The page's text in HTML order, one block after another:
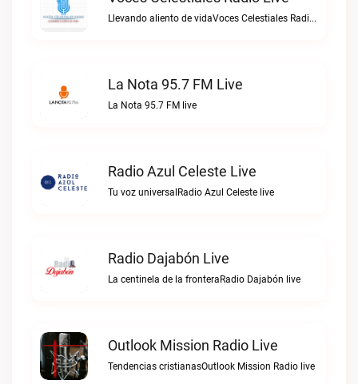
Llevando aliento de vidaVoces Celestiales Radio live
La Nota 95.7 FM Live
La Nota 95.7 FM live
Radio Azul Celeste Live
Tu voz universalRadio Azul Celeste live
Radio Dajabón Live
La centinela de la fronteraRadio Dajabón live
Outlook Mission Radio Live
Tendencias cristianasOutlook Mission Radio live